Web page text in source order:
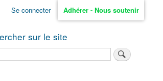
Se connecter Adhérer - Nous soutenir
sur le site